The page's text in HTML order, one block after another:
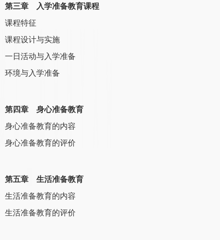
第三章 入学准备教育课程
课程特征
课程设计与实施
一日活动与入学准备
环境与入学准备
第四章 身心准备教育
身心准备教育的内容
身心准备教育的评价
第五章 生活准备教育
生活准备教育的内容
生活准备教育的评价